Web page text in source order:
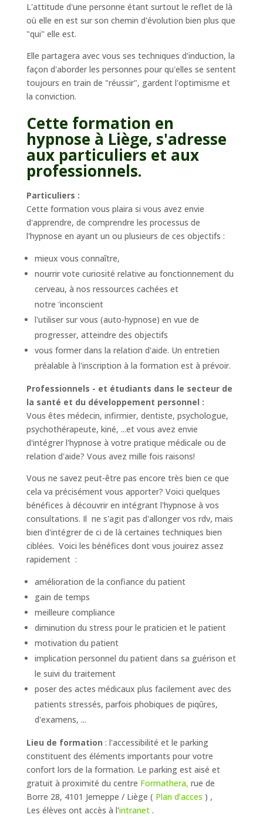
L'attitude d'une personne étant surtout le reflet de là
où elle en est sur son chemin d'évolution bien plus que
"qui" elle est.
Elle partagera avec vous ses techniques d'induction, la
façon d'aborder les personnes pour qu'elles se sentent
toujours en train de "réussir", gardent l'optimisme et
la conviction.
Cette formation en
hypnose à Liège, s'adresse
aux particuliers et aux
professionnels.
Particuliers :
Cette formation vous plaira si vous avez envie
d'apprendre, de comprendre les processus de
l'hypnose en ayant un ou plusieurs de ces objectifs :
mieux vous connaître,
nourrir vote curiosité relative au fonctionnement du
cerveau, à nos ressources cachées et
notre 'inconscient
l'utiliser sur vous (auto-hypnose) en vue de
progresser, atteindre des objectifs
vous former dans la relation d'aide. Un entretien
préalable à l'inscription à la formation est à prévoir.
Professionnels - et étudiants dans le secteur de
la santé et du développement personnel :
Vous êtes médecin, infirmier, dentiste, psychologue,
psychothérapeute, kiné, ...et vous avez envie
d'intégrer l'hypnose à votre pratique médicale ou de
relation d'aide? Vous avez mille fois raisons!
Vous ne savez peut-être pas encore très bien ce que
cela va précisément vous apporter? Voici quelques
bénéfices à découvrir en intégrant l'hypnose à vos
consultations. Il ne s'agit pas d'allonger vos rdv, mais
bien d'intégrer de ci de là certaines techniques bien
ciblées. Voici les bénéfices dont vous jouirez assez
rapidement :
amélioration de la confiance du patient
gain de temps
meilleure compliance
diminution du stress pour le praticien et le patient
motivation du patient
implication personnel du patient dans sa guérison et
le suivi du traitement
poser des actes médicaux plus facilement avec des
patients stressés, parfois phobiques de piqûres,
d'examens, ...
Lieu de formation : l'accessibilité et le parking
constituent des éléments importants pour votre
confort lors de la formation. Le parking est aisé et
gratuit à proximité du centre Formathera, rue de
Borre 28, 4101 Jemeppe / Liège ( Plan d’acces ) ,
Les élèves ont accès à l'intranet.